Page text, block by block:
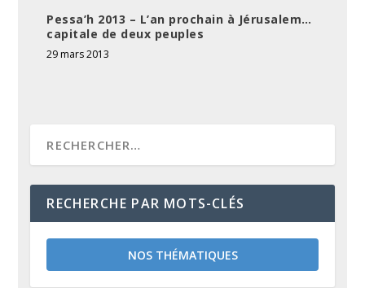
Pessa’h 2013 – L’an prochain à Jérusalem…
capitale de deux peuples
29 mars 2013
RECHERCHE PAR MOTS-CLÉS
NOS THÉMATIQUES